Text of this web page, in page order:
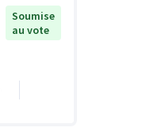
Soumise
au vote